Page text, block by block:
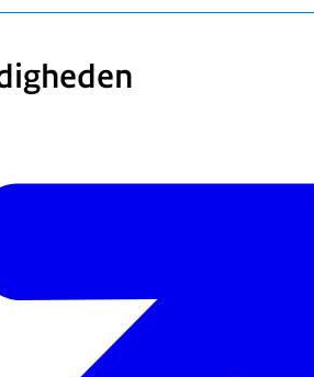
om leesvaardigheden van leerlingen
ben woordvoerder bij de
taal, namelijk lezen. Lezen is wat mij
voorstellen en kun jij zeggen wie je bent?
projectleider generiek onderwijs op het
heb ik jarenlang zelf lesgegeven, zowel